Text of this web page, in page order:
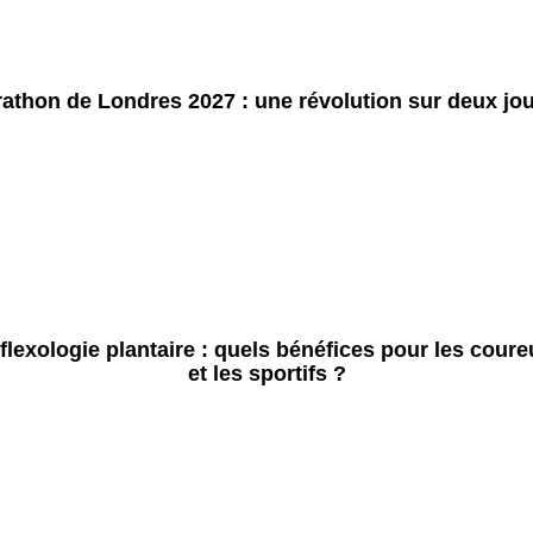
de Londres 2027 : une révolution sur deux
plantaire : quels bénéfices pour les
et les sportifs ?